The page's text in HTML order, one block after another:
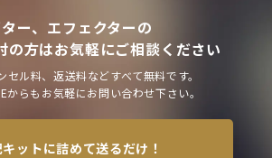
ー、エフェクターの
の方はお気軽にご相談ください
セル料、返送料などすべて無料です。
からもお気軽にお問い合わせ下さい。
ットに詰めて送るだけ！